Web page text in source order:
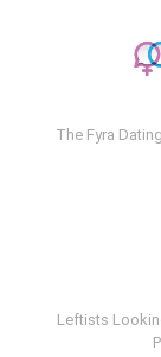
The Fyra
Leftists